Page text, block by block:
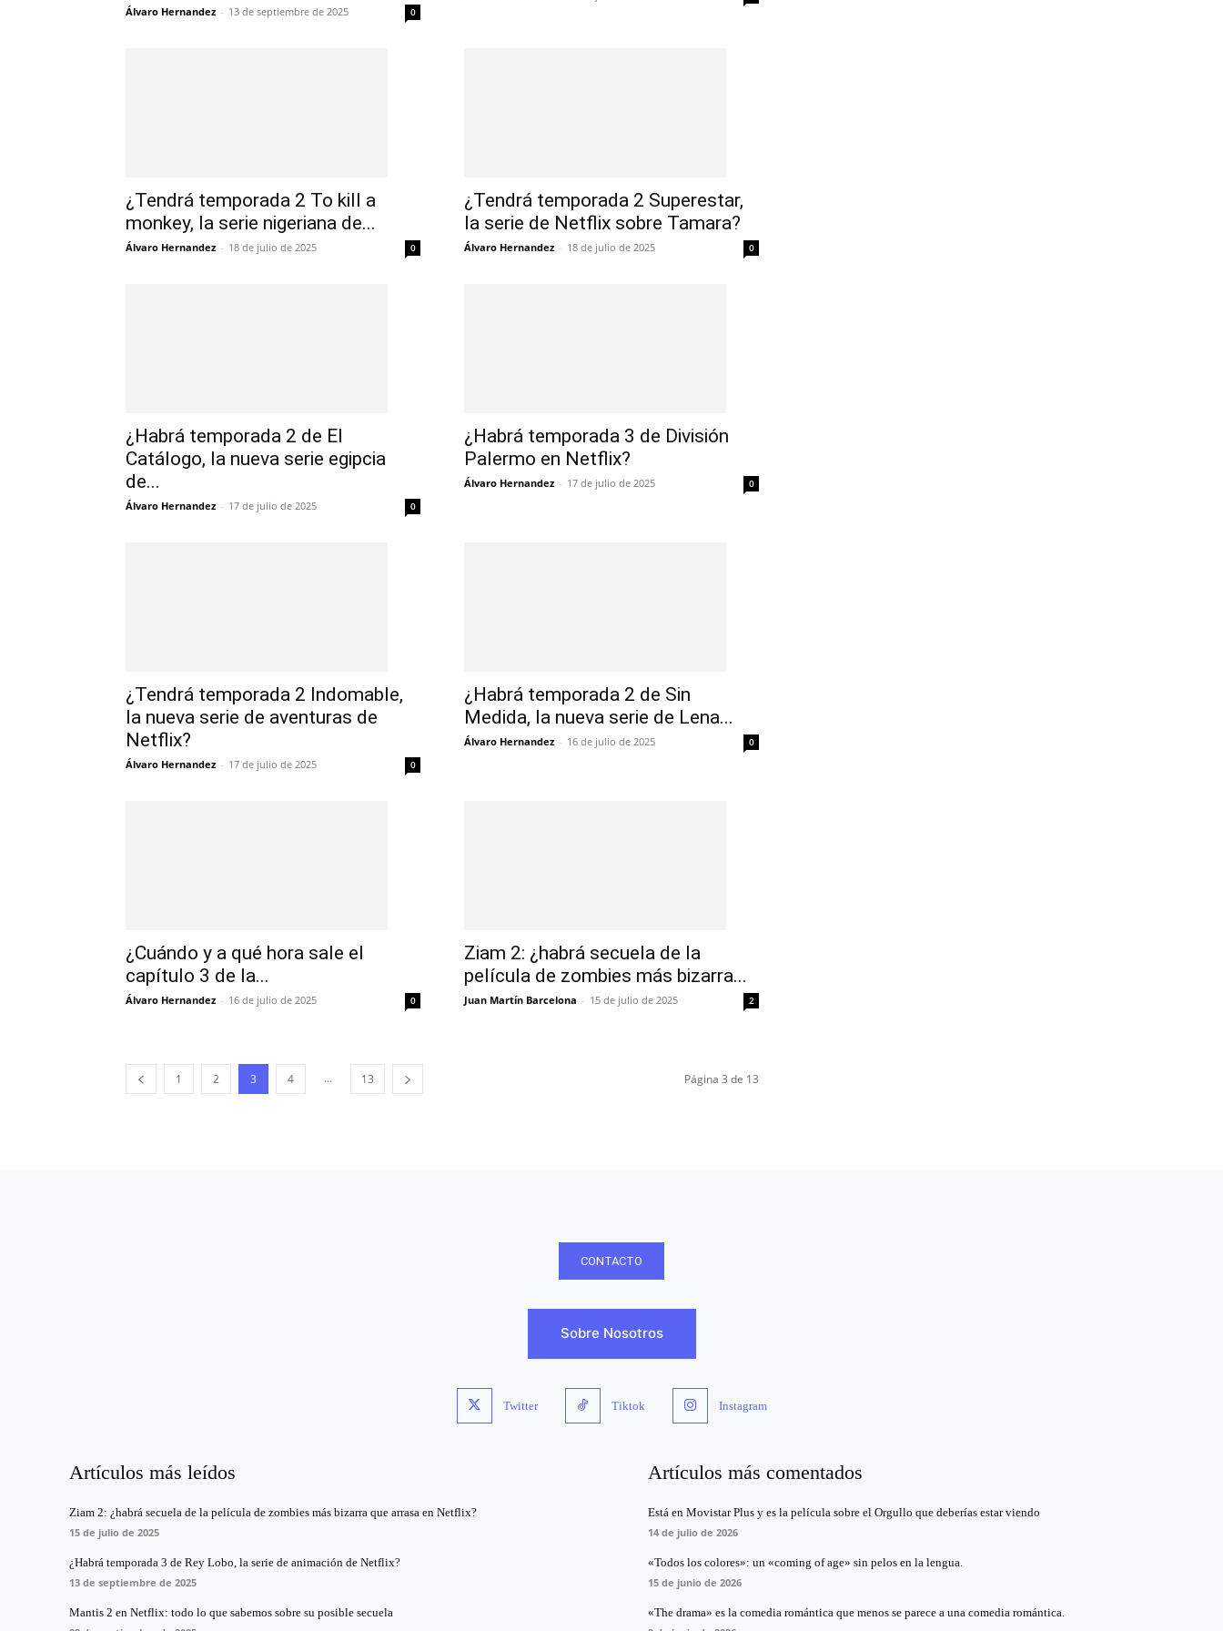
Álvaro Hernandez - 13 de septiembre de 2025 0
¿Tendrá temporada 2 To kill a
monkey, la serie nigeriana de...
Álvaro Hernandez - 18 de julio de 2025 0
¿Tendrá temporada 2 Superestar,
la serie de Netflix sobre Tamara?
Álvaro Hernandez - 18 de julio de 2025 0
¿Habrá temporada 2 de El
Catálogo, la nueva serie egipcia
de...
Álvaro Hernandez - 17 de julio de 2025 0
¿Habrá temporada 3 de División
Palermo en Netflix?
Álvaro Hernandez - 17 de julio de 2025 0
¿Tendrá temporada 2 Indomable,
la nueva serie de aventuras de
Netflix?
Álvaro Hernandez - 17 de julio de 2025 0
¿Habrá temporada 2 de Sin
Medida, la nueva serie de Lena...
Álvaro Hernandez - 16 de julio de 2025 0
¿Cuándo y a qué hora sale el
capítulo 3 de la...
Álvaro Hernandez - 16 de julio de 2025 0
Ziam 2: ¿habrá secuela de la
película de zombies más bizarra...
Juan Martín Barcelona - 15 de julio de 2025 2
1 2 3 4 ... 13 Página 3 de 13
CONTACTO
Sobre Nosotros
Twitter Tiktok Instagram
Artículos más leídos
Ziam 2: ¿habrá secuela de la película de zombies más bizarra que arrasa en Netflix?
15 de julio de 2025
¿Habrá temporada 3 de Rey Lobo, la serie de animación de Netflix?
13 de septiembre de 2025
Mantis 2 en Netflix: todo lo que sabemos sobre su posible secuela
Artículos más comentados
Está en Movistar Plus y es la película sobre el Orgullo que deberías estar viendo
14 de julio de 2026
«Todos los colores»: un «coming of age» sin pelos en la lengua.
15 de junio de 2026
«The drama» es la comedia romántica que menos se parece a una comedia romántica.